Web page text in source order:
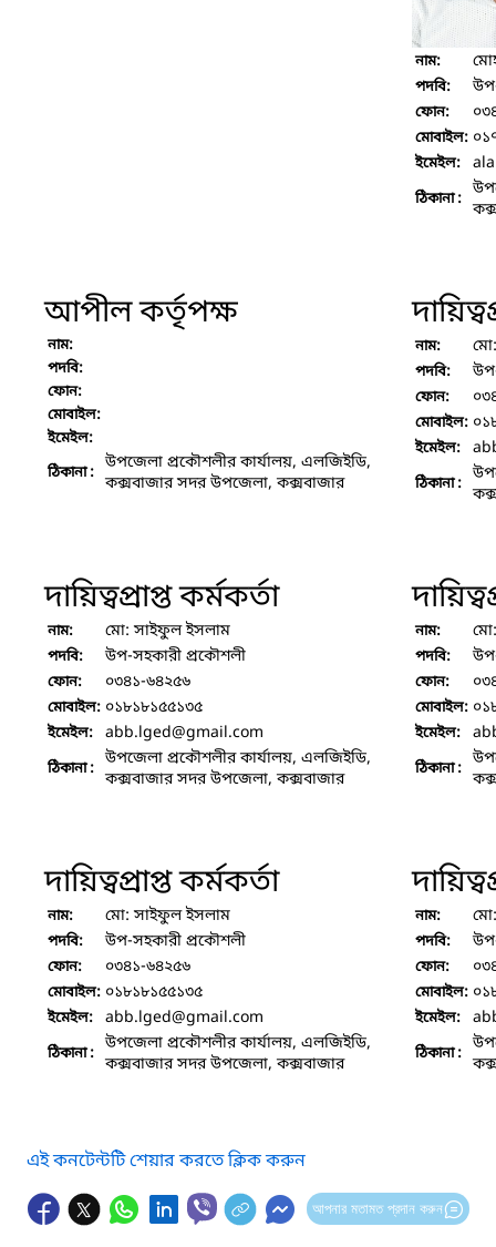
নাম:
পদবি:
ফোন:
মোবাইল:
ইমেইল:
ঠিকানা :
আপীল কর্তৃপক্ষ
নাম:
পদবি:
ফোন:
মোবাইল:
ইমেইল:
ঠিকানা : উপজেলা প্রকৌশলীর কার্যালয়, এলজিইডি,
কক্সবাজার সদর উপজেলা, কক্সবাজার
নাম:
পদবি:
ফোন:
মোবাইল:
ইমেইল:
ঠিকানা :
দায়িত্বপ্রাপ্ত কর্মকর্তা
নাম: মো: সাইফুল ইসলাম
পদবি: উপ-সহকারী প্রকৌশলী
ফোন: ০৩৪১-৬৪২৫৬
মোবাইল: ০১৮১৮১৫৫১৩৫
ইমেইল: abb.lged@gmail.com
ঠিকানা : উপজেলা প্রকৌশলীর কার্যালয়, এলজিইডি,
কক্সবাজার সদর উপজেলা, কক্সবাজার
নাম:
পদবি:
ফোন:
মোবাইল:
ইমেইল:
ঠিকানা :
দায়িত্বপ্রাপ্ত কর্মকর্তা
নাম: মো: সাইফুল ইসলাম
পদবি: উপ-সহকারী প্রকৌশলী
ফোন: ০৩৪১-৬৪২৫৬
মোবাইল: ০১৮১৮১৫৫১৩৫
ইমেইল: abb.lged@gmail.com
ঠিকানা : উপজেলা প্রকৌশলীর কার্যালয়, এলজিইডি,
কক্সবাজার সদর উপজেলা, কক্সবাজার
নাম:
পদবি:
ফোন:
মোবাইল:
ইমেইল:
ঠিকানা :
এই কনটেন্টটি শেয়ার করতে ক্লিক করুন
আপনার মতামত প্রদান করুন